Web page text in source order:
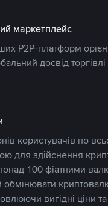
маркетплейс
P2P-платформ
досвід
користувачів по
для здійснення
100 фіатними
обмінювати
вигідні ціни